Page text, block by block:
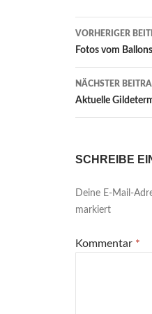
VORHERIGER
Fotos vom
NÄCHSTER
Aktuelle
SCHREIBE
Deine E-Mail-
markiert
Kommentar *